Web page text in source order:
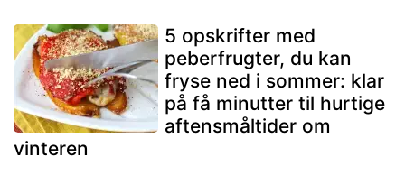
5 opskrifter med
peberfrugter, du kan
fryse ned i sommer: klar
på få minutter til hurtige
aftensmåltider om
vinteren